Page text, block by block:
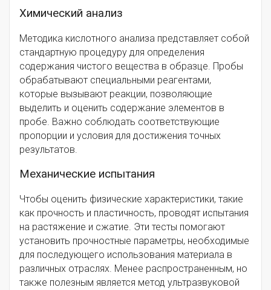
Химический анализ
Методика кислотного анализа представляет собой
стандартную процедуру для определения
содержания чистого вещества в образце. Пробы
обрабатывают специальными реагентами,
которые вызывают реакции, позволяющие
выделить и оценить содержание элементов в
пробе. Важно соблюдать соответствующие
пропорции и условия для достижения точных
результатов.
Механические испытания
Чтобы оценить физические характеристики, такие
как прочность и пластичность, проводят испытания
на растяжение и сжатие. Эти тесты помогают
установить прочностные параметры, необходимые
для последующего использования материала в
различных отраслях. Менее распространенным, но
также полезным является метод ультразвуковой